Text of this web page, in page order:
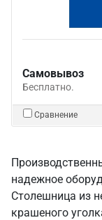
Самовывоз
Бесплатно.
Сравнение
надежное
Столешница из
крашеного